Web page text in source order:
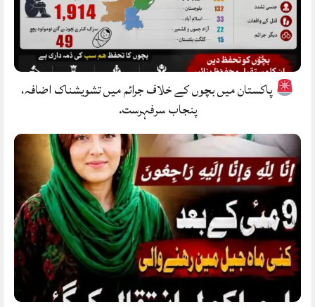
پاکستان میں بچوں کے خلاف جرائم میں تشویشناک اضافہ،
پنجاب سرفہرست.